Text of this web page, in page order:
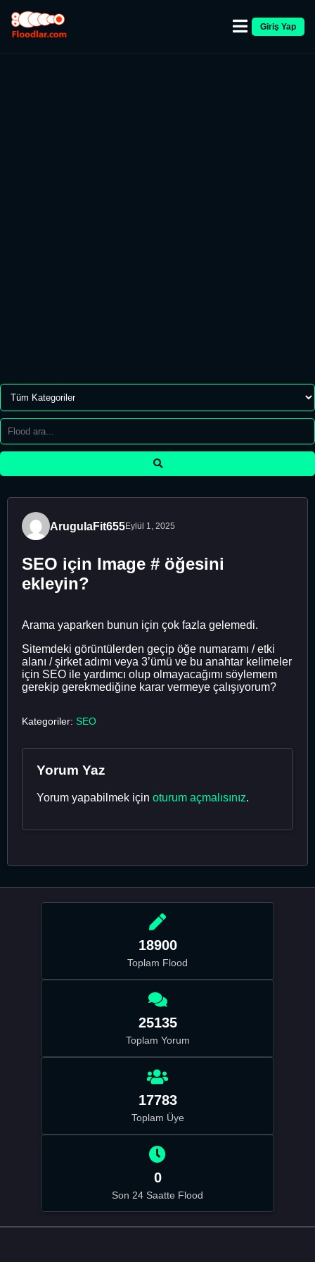
Giriş Yap
ArugulaFit655Eylül 1, 2025
SEO için Image # öğesini
ekleyin?
Arama yaparken bunun için çok fazla gelemedi.
Sitemdeki görüntülerden geçip öğe numaramı / etki
alanı / şirket adımı veya 3’ümü ve bu anahtar kelimeler
için SEO ile yardımcı olup olmayacağımı söylemem
gerekip gerekmediğine karar vermeye çalışıyorum?
Kategoriler: SEO
Yorum Yaz
Yorum yapabilmek için oturum açmalısınız.
18900
Toplam Flood
25135
Toplam Yorum
17783
Toplam Üye
0
Son 24 Saatte Flood